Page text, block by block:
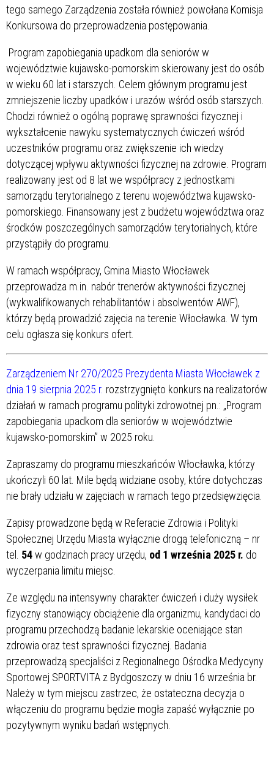
tego samego Zarządzenia została również powołana Komisja
Konkursowa do przeprowadzenia postępowania.
Program zapobiegania upadkom dla seniorów w
województwie kujawsko-pomorskim skierowany jest do osób
w wieku 60 lat i starszych. Celem głównym programu jest
zmniejszenie liczby upadków i urazów wśród osób starszych.
Chodzi również o ogólną poprawę sprawności fizycznej i
wykształcenie nawyku systematycznych ćwiczeń wśród
uczestników programu oraz zwiększenie ich wiedzy
dotyczącej wpływu aktywności fizycznej na zdrowie. Program
realizowany jest od 8 lat we współpracy z jednostkami
samorządu terytorialnego z terenu województwa kujawsko-
pomorskiego. Finansowany jest z budżetu województwa oraz
środków poszczególnych samorządów terytorialnych, które
przystąpiły do programu.
W ramach współpracy, Gmina Miasto Włocławek
przeprowadza m.in. nabór trenerów aktywności fizycznej
(wykwalifikowanych rehabilitantów i absolwentów AWF),
którzy będą prowadzić zajęcia na terenie Włocławka. W tym
celu ogłasza się konkurs ofert.
Zarządzeniem Nr 270/2025 Prezydenta Miasta Włocławek z
dnia 19 sierpnia 2025 r. rozstrzygnięto konkurs na realizatorów
działań w ramach programu polityki zdrowotnej pn.: „Program
zapobiegania upadkom dla seniorów w województwie
kujawsko-pomorskim” w 2025 roku.
Zapraszamy do programu mieszkańców Włocławka, którzy
ukończyli 60 lat. Mile będą widziane osoby, które dotychczas
nie brały udziału w zajęciach w ramach tego przedsięwzięcia.
Zapisy prowadzone będą w Referacie Zdrowia i Polityki
Społecznej Urzędu Miasta wyłącznie drogą telefoniczną – nr
tel. 54w godzinach pracy urzędu, od 1 września 2025 r. do
wyczerpania limitu miejsc.
Ze względu na intensywny charakter ćwiczeń i duży wysiłek
fizyczny stanowiący obciążenie dla organizmu, kandydaci do
programu przechodzą badanie lekarskie oceniające stan
zdrowia oraz test sprawności fizycznej. Badania
przeprowadzą specjaliści z Regionalnego Ośrodka Medycyny
Sportowej SPORTVITA z Bydgoszczy w dniu 16 września br.
Należy w tym miejscu zastrzec, że ostateczna decyzja o
włączeniu do programu będzie mogła zapaść wyłącznie po
pozytywnym wyniku badań wstępnych.